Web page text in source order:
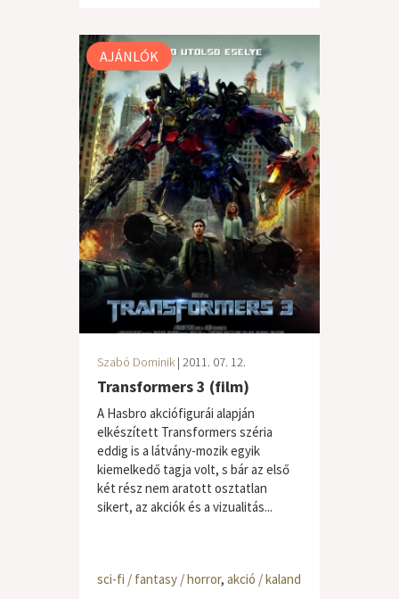
AJÁNLÓK
Szabó Dominik | 2011. 07. 12.
Transformers 3 (film)
A Hasbro akciófigurái alapján
elkészített Transformers széria
eddig is a látvány-mozik egyik
kiemelkedő tagja volt, s bár az első
két rész nem aratott osztatlan
sikert, az akciók és a vizualitás...
sci-fi / fantasy / horror, akció / kaland